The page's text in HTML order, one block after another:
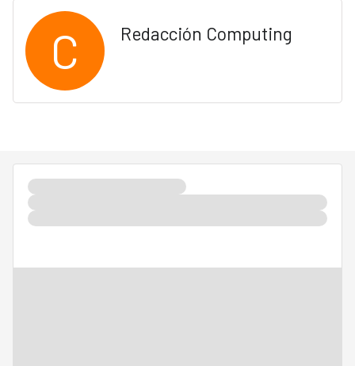
C Redacción Computing